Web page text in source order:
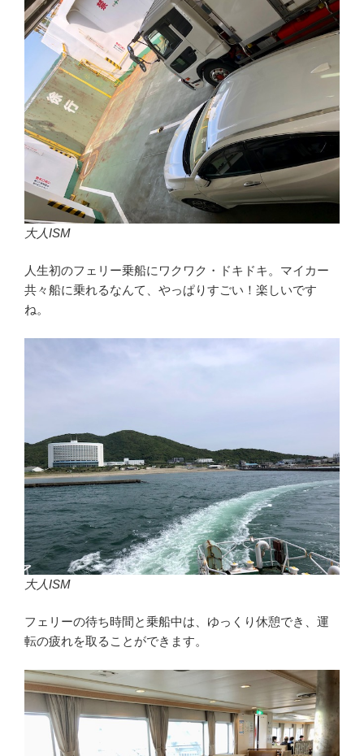
大人ISM
人生初のフェリー乗船にワクワク・ドキドキ。マイカー
共々船に乗れるなんて、やっぱりすごい！楽しいです
ね。
大人ISM
フェリーの待ち時間と乗船中は、ゆっくり休憩でき、運
転の疲れを取ることができます。